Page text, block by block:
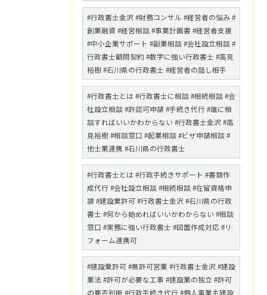
#行政書士金沢 #財務コンサル #経営者の悩み #
創業融資 #経営相談 #事業計画書 #経営者支援
#中小企業サポート #副業相談 #会社設立相談 #
行政書士顧問契約 #数字に強い行政書士 #高見
裕樹 #石川県の行政書士 #経営者の話し相手
#行政書士とは #行政書士に相談 #相続相談 #会
社設立相談 #許認可申請 #手続き代行 #誰に相
談すればいいかわからない #行政書士金沢 #高
見裕樹 #相談窓口 #起業相談 #ビザ申請相談 #
他士業連携 #石川県の行政書士
#行政書士とは #行政手続きサポート #書類作
成代行 #会社設立相談 #相続相談 #在留資格申
請 #建設業許可 #行政書士金沢 #石川県の行政
書士 #何から始めればいいかわからない #相談
窓口 #実務に強い行政書士 #図面作成対応 #リ
フォーム連携可
#建設業許可 #無許可営業 #行政書士金沢 #建設
業法 #許可が必要な工事 #建設業の独立 #許可
の要否判断 #行政手続き代行 #個人事業主建設